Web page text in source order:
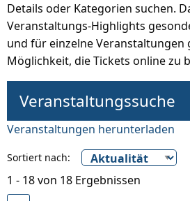
Details oder Kategorien suchen.
Veranstaltungs-Highlights
und für einzelne Veranstaltungen
Möglichkeit, die Tickets online zu
Veranstaltungssuche
Veranstaltungen herunterladen
Sortiert nach:
1 - 18 von 18 Ergebnissen